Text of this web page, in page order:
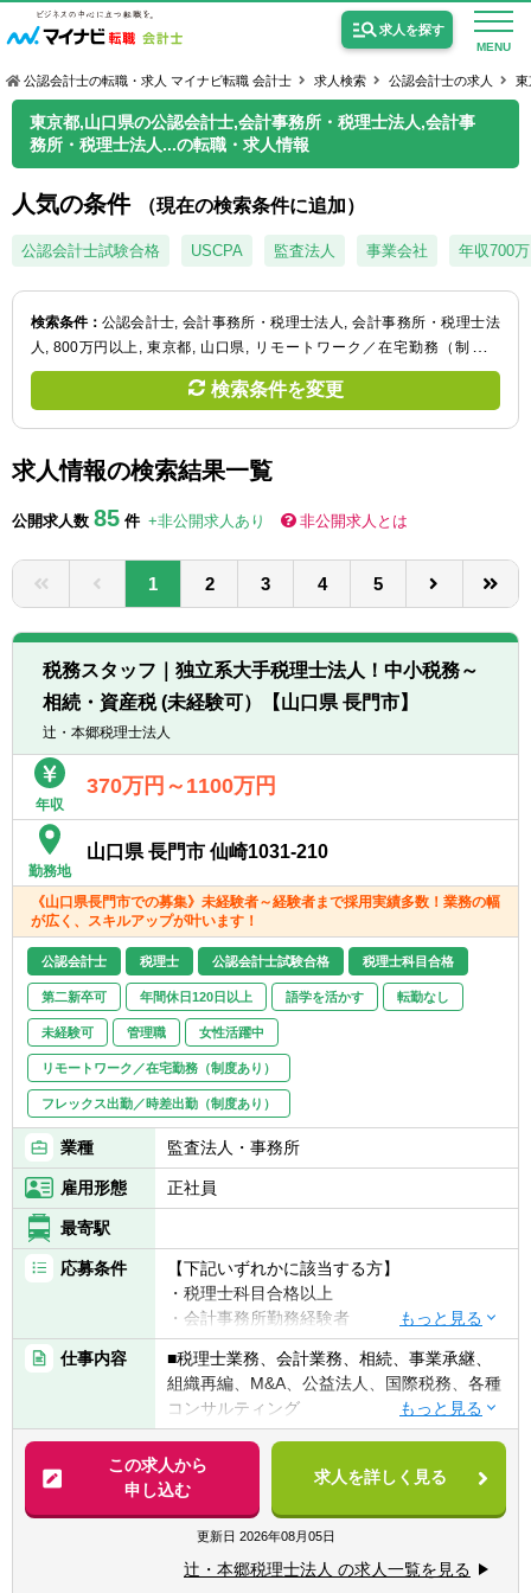
MENU
求人を探す
公認会計士試験合格向けの求人
ご利用ガイド
非公開求人とは？
サービス紹介
公認会計士の転職・求人 マイナビ転職 会計士 求人検索 公認会計士の求人 東
東京都,山口県の公認会計士,会計事務所・税理士法人,会計事
務所・税理士法人...の転職・求人情報
人気の条件 （現在の検索条件に追加）
公認会計士試験合格 USCPA 監査法人 事業会社 年収700
検索条件： 公認会計士 会計事務所・税理士法人
会計事務所・税理士法
人
800万円以上 東京都 山口県
リモートワーク／在宅勤務（制度あ
り）
検索条件を変更
求人情報の検索結果一覧
公開求人数 85 件 +非公開求人あり 非公開求人とは
1 2 3 4 5
税務スタッフ｜独立系大手税理士法人！中小税務～
相続・資産税 (未経験可）【山口県 長門市】
辻・本郷税理士法人
年収
370万円～1100万円
勤務地
山口県 長門市 仙崎1031-210
《山口県長門市での募集》未経験者～経験者まで採用実績多数！業務の幅
が広く、スキルアップが叶います！
公認会計士 税理士 公認会計士試験合格 税理士科目合格
第二新卒可 年間休日120日以上 語学を活かす 転勤なし
未経験可 管理職 女性活躍中
リモートワーク／在宅勤務（制度あり）
フレックス出勤／時差出勤（制度あり）
業種 監査法人・事務所
雇用形態 正社員
最寄駅
応募条件
【下記いずれかに該当する方】
・税理士科目合格以上
・会計事務所勤務経験者
・公認会計士（監査経験1年以上ある方)※税
務業務未経験会計士の方も歓迎いたしま
す！！
・普通自動車免許
【求める人物像】
■税務・会計にとどまらず、総合的な観点か
ら経営コンサルティングに携りたい方
■経験・能力をフルに発揮できる環境で働き
仕事内容
■税理士業務、会計業務、相続、事業承継、
組織再編、M&A、公益法人、国際税務、各種
コンサルティング
【法人全体の特色】
■業界トップレベルの規模でお客様に対して
サービス提供しています。
■チーム連携：税理士、公認会計士、中小企
業診断士など、税務・会計に関わる様々な分
野のエキスパートが集結し、案件によって
この求人から
申し込む
求人を詳しく見る
更新日 2026年08月05日
辻・本郷税理士法人 の求人一覧を見る